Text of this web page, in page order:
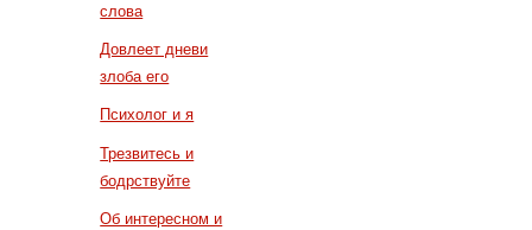
слова
Довлеет дневи
злоба его
Психолог и я
Трезвитесь и
бодрствуйте
Об интересном и